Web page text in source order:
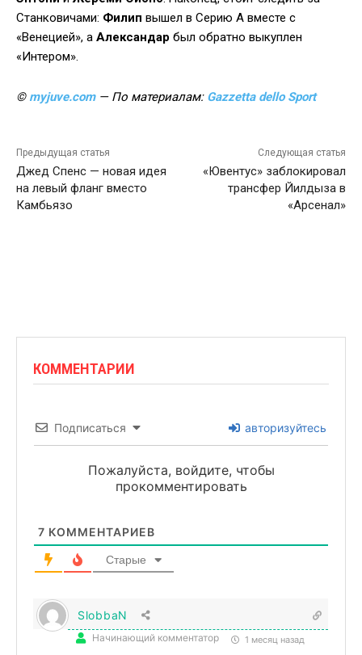
Станковичами: Филип вышел в Серию А вместе с
«Венецией», а Александар был обратно выкуплен
«Интером».
© myjuve.com— По материалам: Gazzetta dello Sport
Предыдущая статья
Джед Спенс — новая идея
на левый фланг вместо
Камбьязо
Следующая статья
«Ювентус» заблокировал
трансфер Йилдыза в
«Арсенал»
КОММЕНТАРИИ
Подписаться авторизуйтесь
Пожалуйста, войдите, чтобы
прокомментировать
7 КОММЕНТАРИЕВ
Старые
SlobbaN
Начинающий комментатор 1 месяц назад